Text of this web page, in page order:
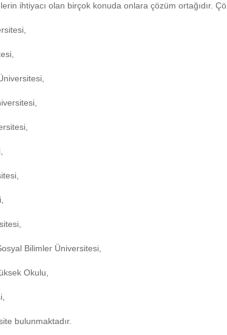
ihtiyacı olan birçok konuda onlara çözüm ortağıdır.
Bilimler Üniversitesi,
Okulu,
bulunmaktadır.